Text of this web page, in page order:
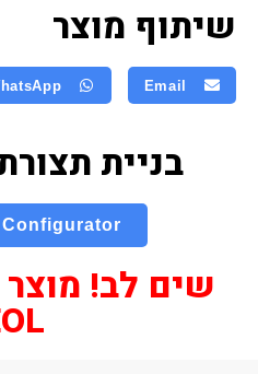
שיתוף מוצר
Email
בניית
שים לב! מוצר